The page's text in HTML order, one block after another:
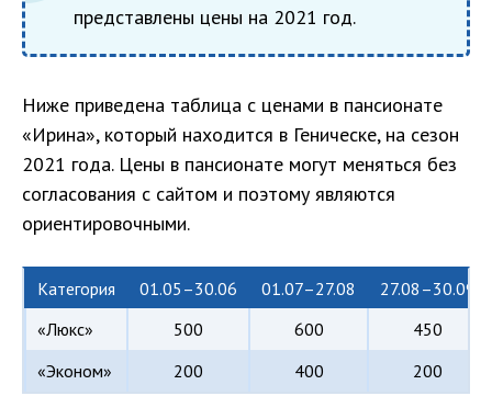
представлены цены на 2021 год.
Ниже приведена таблица с ценами в пансионате
«Ирина», который находится в Геническе, на сезон
2021 года. Цены в пансионате могут меняться без
согласования с сайтом и поэтому являются
ориентировочными.
Категория 01.05–30.06 01.07–27.08
27.08–30.09
«Люкс»
500 600
450
«Эконом»
200 400 200